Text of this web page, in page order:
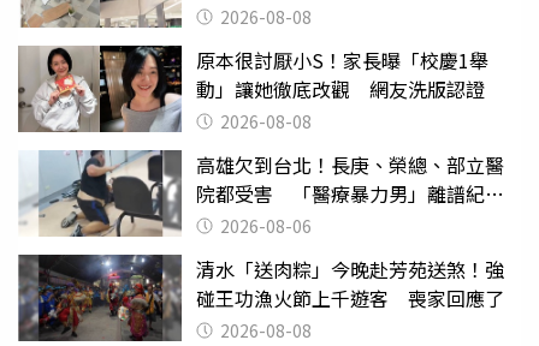
2026-08-08
原本很討厭小S！家長曝「校慶1舉
動」讓她徹底改觀 網友洗版認證
2026-08-08
高雄欠到台北！長庚、榮總、部立醫
院都受害 「醫療暴力男」離譜紀錄
曝光2026-08-06
清水「送肉粽」今晚赴芳苑送煞！強
碰王功漁火節上千遊客 喪家回應了
2026-08-08